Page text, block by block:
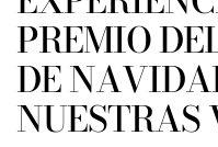
PREMIO
DE
NUESTRAS